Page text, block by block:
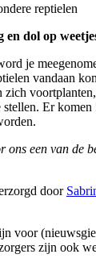
reptielen
en dol op
je
vandaan
zich
stellen. Er
ons een van de
door
voor
zijn ook